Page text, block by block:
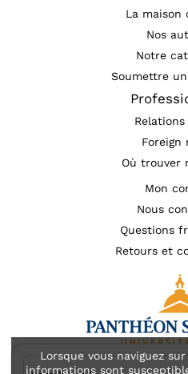
Lorsque vous naviguez
informations sont
La maison
Nos
Notre
Soumettre
Relations
Foreign
Où trouver
Mon
Nous
Questions
Retours et